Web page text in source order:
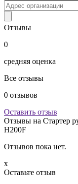
Отзывы
0
средняя оценка
Все отзывы
0 отзывов
Оставить отзыв
Отзывы на Стартер
H200F
Отзывов пока нет.
x
Оставьте отзыв